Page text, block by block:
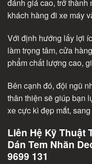
đánh giá cao, trở
khách hàng đi xe máy
Với định hướng lấy lợi
làm trọng tâm, cửa
phẩm chất lượng cao,
Bên cạnh đó, đội ngũ
thân thiện sẽ giúp bạn
xe cực kì đẹp mắt,
Liên Hệ Kỹ Thuật
Dán Tem Nhãn
9699 131